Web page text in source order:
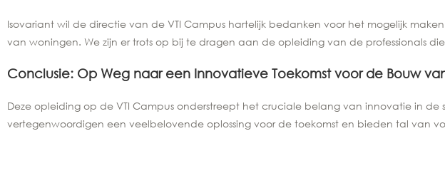
Isovariant wil de directie van de VTI Campus hartelijk bedanken voor het mogelijk
van woningen. We zijn er trots op bij te dragen aan de opleiding van de professionals
Conclusie: Op Weg naar een Innovatieve Toekomst voor de Bouw
Deze opleiding op de VTI Campus onderstreept het cruciale belang van innovatie in
vertegenwoordigen een veelbelovende oplossing voor de toekomst en bieden tal van